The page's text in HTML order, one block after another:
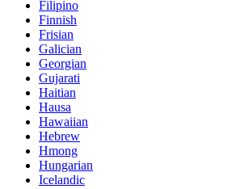
Filipino
Finnish
Frisian
Galician
Georgian
Gujarati
Haitian
Hausa
Hawaiian
Hebrew
Hmong
Hungarian
Icelandic